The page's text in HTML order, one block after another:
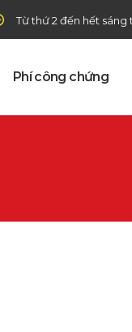
Từ thứ 2 đến hết sáng
Phí công chứng